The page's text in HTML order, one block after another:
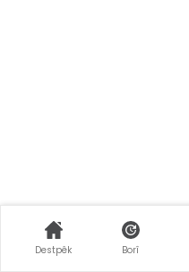
Destpêk Borî